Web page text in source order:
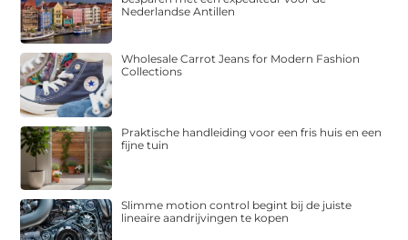
Nederlandse Antillen
Wholesale Carrot Jeans for Modern Fashion
Collections
Praktische handleiding voor een fris huis en een
fijne tuin
Slimme motion control begint bij de juiste
lineaire aandrijvingen te kopen